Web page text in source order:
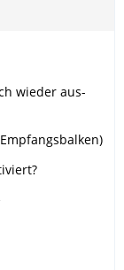
wieder aus-